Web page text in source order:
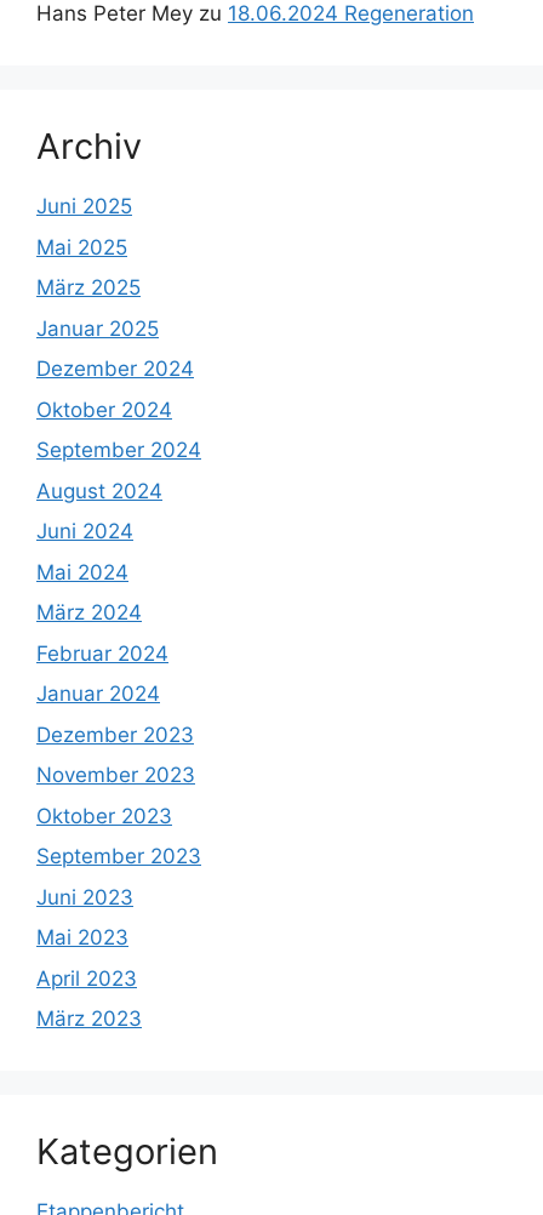
Hans Peter Mey zu 18.06.2024 Regeneration
Archiv
Juni 2025
Mai 2025
März 2025
Januar 2025
Dezember 2024
Oktober 2024
September 2024
August 2024
Juni 2024
Mai 2024
März 2024
Februar 2024
Januar 2024
Dezember 2023
November 2023
Oktober 2023
September 2023
Juni 2023
Mai 2023
April 2023
März 2023
Kategorien